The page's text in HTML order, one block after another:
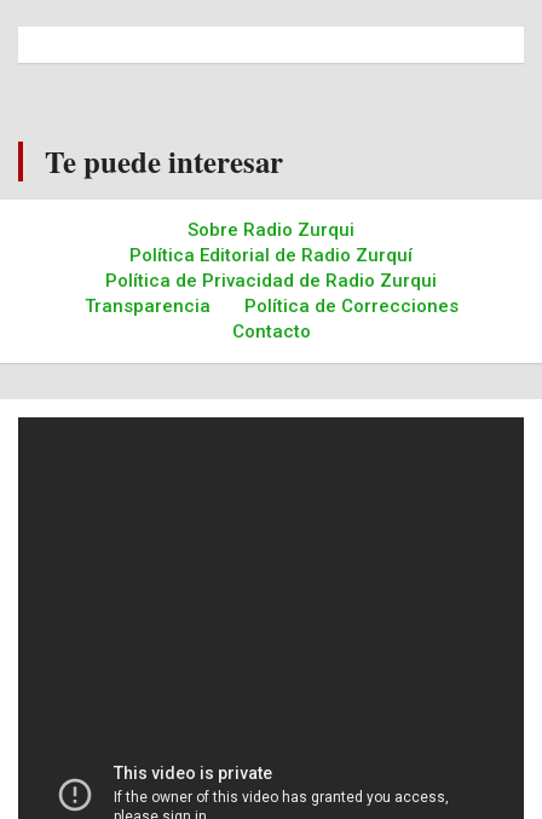
Te puede interesar
Sobre Radio Zurqui
Política Editorial de Radio Zurquí
Política de Privacidad de Radio Zurqui
Transparencia
Política de Correcciones
Contacto